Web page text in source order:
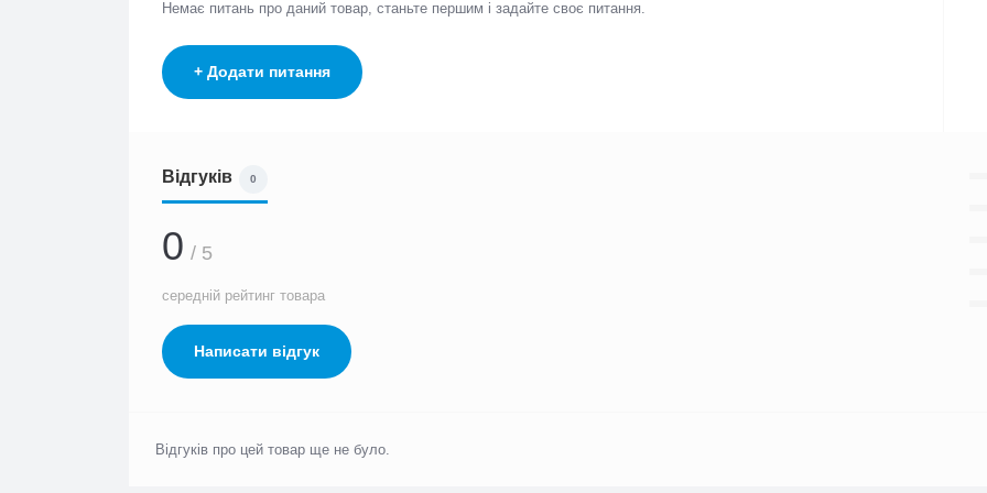
Немає питань про даний товар, станьте першим і задайте своє питання.
Відгуків
0 / 5
середній рейтинг товара